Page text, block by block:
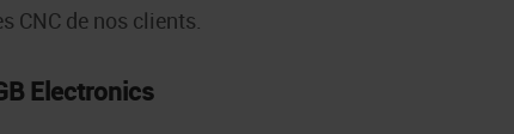
CNC de nos clients.
Electronics